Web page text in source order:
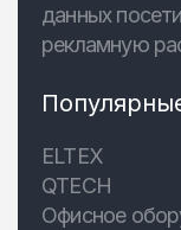
данных
рекламную
ELTEX
QTECH
Офисное